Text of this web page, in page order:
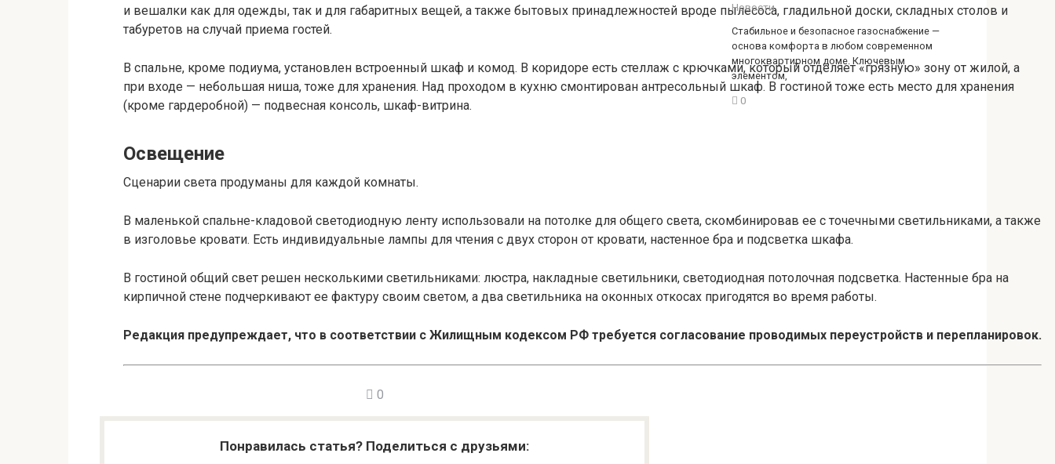
и вешалки как для одежды, так и для габаритных вещей, а также бытовых принадлежностей вроде пылесоса, гладильной доски, складных столов и
табуретов на случай приема гостей.
В спальне, кроме подиума, установлен встроенный шкаф и комод. В коридоре есть стеллаж с крючками, который отделяет «грязную» зону от жилой, а
при входе — небольшая ниша, тоже для хранения. Над проходом в кухню смонтирован антресольный шкаф. В гостиной тоже есть место для хранения
(кроме гардеробной) — подвесная консоль, шкаф-витрина.
Освещение
Сценарии света продуманы для каждой комнаты.
В маленькой спальне-кладовой светодиодную ленту использовали на потолке для общего света, скомбинировав ее с точечными светильниками, а также
в изголовье кровати. Есть индивидуальные лампы для чтения с двух сторон от кровати, настенное бра и подсветка шкафа.
В гостиной общий свет решен несколькими светильниками: люстра, накладные светильники, светодиодная потолочная подсветка. Настенные бра на
кирпичной стене подчеркивают ее фактуру своим светом, а два светильника на оконных откосах пригодятся во время работы.
Редакция предупреждает, что в соответствии с Жилищным кодексом РФ требуется согласование проводимых переустройств и перепланировок.
0
Понравилась статья? Поделиться с друзьями:
Новости
Стабильное и безопасное газоснабжение —
основа комфорта в любом современном
многоквартирном доме. Ключевым
элементом,
0